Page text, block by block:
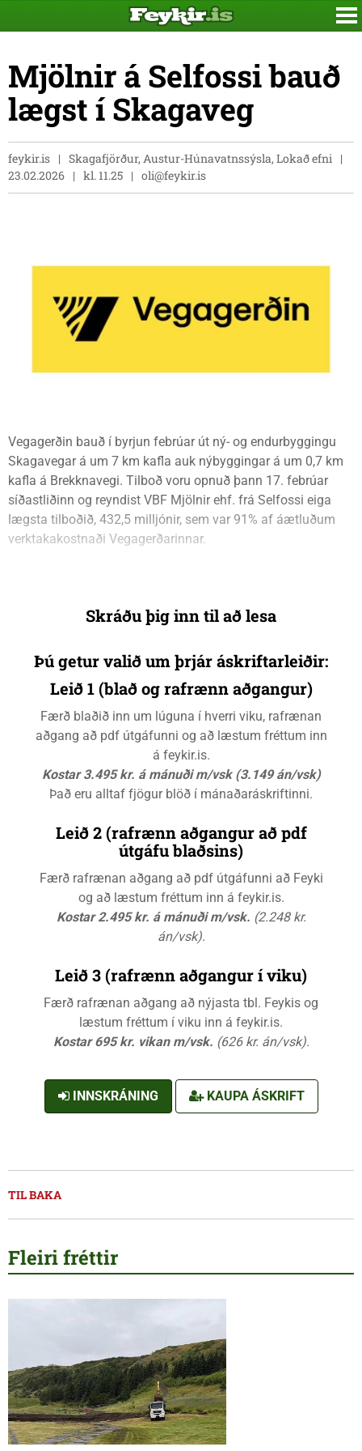
Mjölnir á Selfossi bauð
lægst í Skagaveg
feykir.is
Skagafjörður, Austur-Húnavatnssýsla, Lokað efni
23.02.2026
kl. 11.25 oli@feykir.is
Vegagerðin bauð í byrjun febrúar út ný- og endurbyggingu
Skagavegar á um 7 km kafla auk nýbyggingar á um 0,7 km
kafla á Brekknavegi. Tilboð voru opnuð þann 17. febrúar
síðastliðinn og reyndist VBF Mjölnir ehf. frá Selfossi eiga
lægsta tilboðið, 432,5 milljónir, sem var 91% af áætluðum
verktakakostnaði Vegagerðarinnar.
Skráðu þig inn til að lesa
Þú getur valið um þrjár áskriftarleiðir:
Leið 1 (blað og rafrænn aðgangur)
Færð blaðið inn um lúguna í hverri viku, rafrænan
aðgang að pdf útgáfunni og að læstum fréttum inn
á feykir.is.
Kostar 3.495 kr. á mánuði m/vsk (3.149 án/vsk)
Það eru alltaf fjögur blöð í mánaðaráskriftinni.
Leið 2 (rafrænn aðgangur að pdf
útgáfu blaðsins)
Færð rafrænan aðgang að pdf útgáfunni að Feyki
og að læstum fréttum inn á feykir.is.
Kostar 2.495 kr. á mánuði m/vsk. (2.248 kr.
án/vsk).
Leið 3 (rafrænn aðgangur í viku)
Færð rafrænan aðgang að nýjasta tbl. Feykis og
læstum fréttum í viku inn á feykir.is.
Kostar 695 kr. vikan m/vsk. (626 kr. án/vsk).
INNSKRÁNING KAUPA ÁSKRIFT
TIL BAKA
Fleiri fréttir